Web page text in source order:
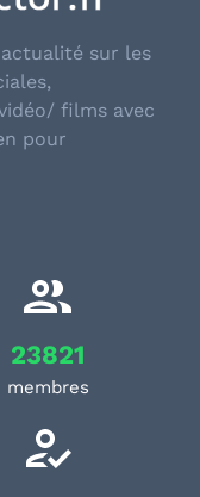
sur les
films avec
pour
23821
membres